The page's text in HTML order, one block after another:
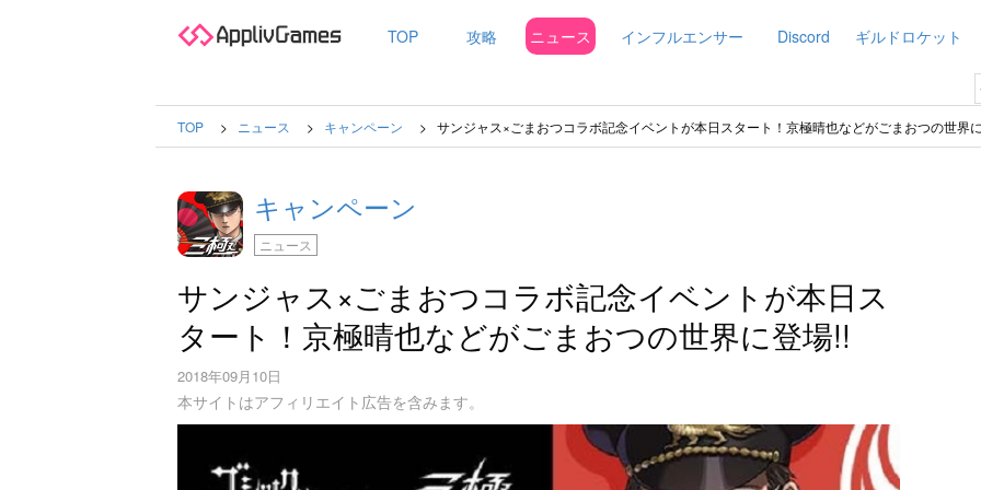
TOP 攻略 ニュース インフルエンサー Discord ギルドロケット
TOP ニュース キャンペーン サンジャス×ごまおつコラボ記念イベントが本日スタート！京極晴也などがごまおつの世界
キャンペーン
ニュース
サンジャス×ごまおつコラボ記念イベントが本日ス
タート！京極晴也などがごまおつの世界に登場!!
2018年09月10日
本サイトはアフィリエイト広告を含みます。